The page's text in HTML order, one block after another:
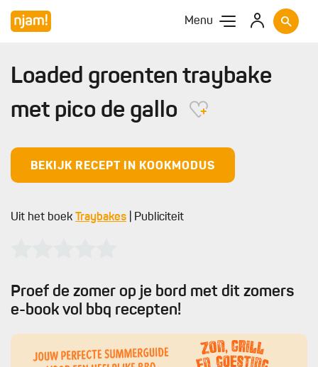
Menu
Loaded groenten traybake
met pico de gallo
BEKIJK RECEPT IN KOOKMODUS
Uit het boek Traybakes | Publiciteit
Proef de zomer op je bord met dit zomers
e-book vol bbq recepten!